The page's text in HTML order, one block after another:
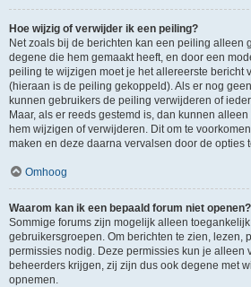
Hoe wijzig of verwijder ik een peiling?
Net zoals bij de berichten kan een peiling alleen
degene die hem gemaakt heeft, en door een
peiling te wijzigen moet je het allereerste bericht
(hieraan is de peiling gekoppeld). Als er nog
kunnen gebruikers de peiling verwijderen of
Maar, als er reeds gestemd is, dan kunnen
hem wijzigen of verwijderen. Dit om te
maken en deze daarna vervalsen door de opties
Omhoog
Waarom kan ik een bepaald forum niet openen?
Sommige forums zijn mogelijk alleen
gebruikersgroepen. Om berichten te zien, lezen,
permissies nodig. Deze permissies kun je alleen
beheerders krijgen, zij zijn dus ook degene met
opnemen.